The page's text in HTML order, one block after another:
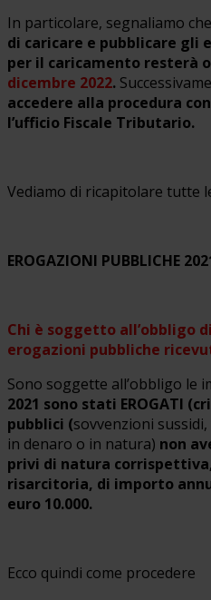
In particolare, segnaliamo che
di caricare e pubblicare gli
per il caricamento resterà
dicembre 2022.
accedere alla procedura
l’ufficio Fiscale Tributario.
Vediamo di ricapitolare tutte
EROGAZIONI PUBBLICHE
Chi è soggetto all’obbligo
erogazioni pubbliche
Sono soggette all’obbligo le
2021 sono stati EROGATI
pubblici (sovvenzioni
in denaro o in natura) non
privi di natura
risarcitoria, di importo
euro 10.000.
Ecco quindi come procedere